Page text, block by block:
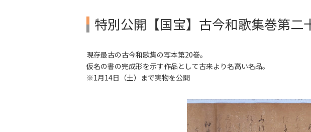
特別公開【国宝】古今和歌集巻第二
現存最古の古今和歌集の写本第20巻。
仮名の書の完成形を示す作品として古来より名高い名品。
※1月14日（土）まで実物を公開